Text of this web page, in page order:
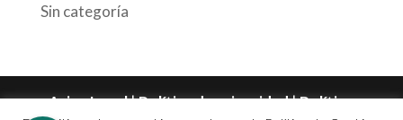
Sin categoría
Aviso Legal|Política de privacidad|Política